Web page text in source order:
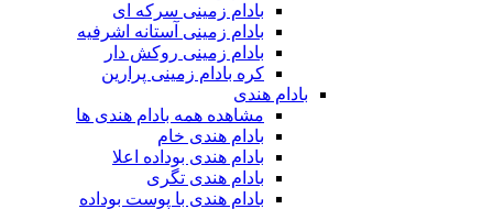
بادام زمینی سرکه ای
بادام زمینی آستانه اشرفیه
بادام زمینی روکش دار
کره بادام زمینی پرارین
بادام هندی
مشاهده همه بادام هندی ها
بادام هندی خام
بادام هندی بوداده اعلا
بادام هندی تگری
بادام هندی با پوست بوداده